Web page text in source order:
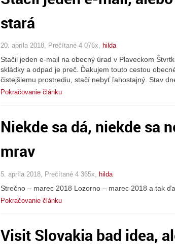
stará
20. apríla 2018, Prečítané 4 076x, hilda
Stačil jeden e-mail na obecný úrad v Plaveckom
skládky a odpad je preč. Ďakujem touto cestou
čistejšiemu prostrediu, stačí nebyť ľahostajný. Stav
Pokračovanie článku
Niekde sa dá, niekde sa
mrav
5. apríla 2018, Prečítané 4 365x, hilda
Strečno – marec 2018 Lozorno – marec 2018 a tak
Pokračovanie článku
Visit Slovakia bad idea,